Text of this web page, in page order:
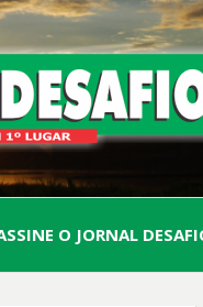
Sertão em 1º Lugar
O JORNAL